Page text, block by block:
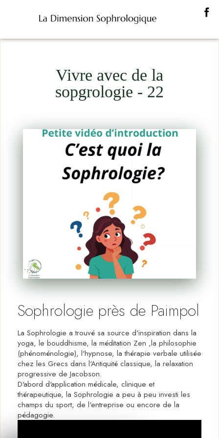
Vivre avec de la
sopgrologie - 22
Sophrologie près de Paimpol
La Sophrologie a trouvé sa source d'inspiration dans la
yoga, le bouddhisme, la méditation Zen ,la philosophie
(phénoménologie), l'hypnose, la thérapie verbale utilisée
chez les Grecs dans l'Antiquité classique, la relaxation
progressive de Jacobson.
D'abord d'application médicale, clinique et
thérapeutique, la Sophrologie a peu à peu investi les
champs du sport, de l'entreprise ou encore de la
pédagogie.